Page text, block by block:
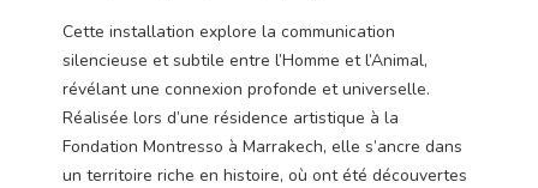
Cette installation explore la communication
silencieuse et subtile entre l’Homme et l’Animal,
révélant une connexion profonde et universelle.
Réalisée lors d’une résidence artistique à la
Fondation Montresso à Marrakech, elle s’ancre dans
un territoire riche en histoire, où ont été découvertes